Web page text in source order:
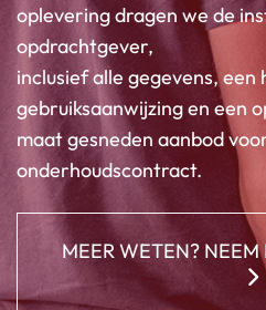
oplevering dragen we de
opdrachtgever,
inclusief alle gegevens, een
gebruiksaanwijzing en een
maat gesneden aanbod
onderhoudscontract.
MEER WETEN?